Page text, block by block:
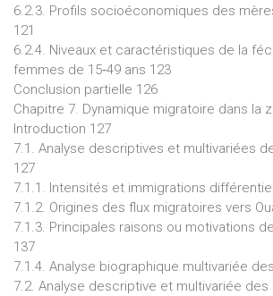
6.2.3. Profils socioéconomiques des
121
6.2.4. Niveaux et caractéristiques de la
femmes de 15‐49 ans 123
Conclusion partielle 126
Chapitre 7. Dynamique migratoire dans la
Introduction 127
7.1. Analyse descriptives et multivariées
127
7.1.1. Intensités et immigrations
7.1.2. Origines des flux migratoires vers
7.1.3. Principales raisons ou motivations
137
7.1.4. Analyse biographique multivariée
7.2. Analyse descriptive et multivariée